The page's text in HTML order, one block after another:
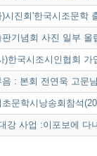
)시진회'한국시조문학
판기념회 사진 일부 올
)한국시조시인협회 가
음 : 본회 전연욱 고문
초문학시낭송회참석
강 사업 :이포보에 다